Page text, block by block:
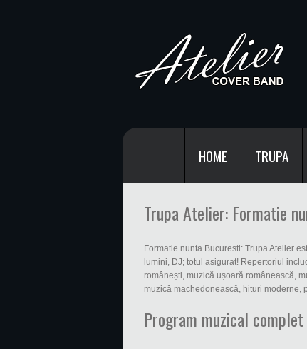
HOME TRUPA
Trupa Atelier: Formatie
Formatie nunta Bucuresti: Trupa Atelier
lumini, DJ; totul asigurat! Repertoriul
românești, muzică ușoară românească,
muzică machedonească, hituri moderne,
Program muzical